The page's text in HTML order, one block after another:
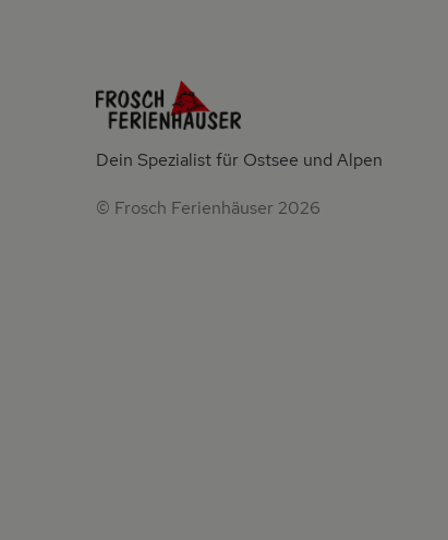
Dein Spezialist für Ostsee und Alpen
© Frosch Ferienhäuser 2026